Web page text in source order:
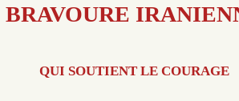
BRAVOURE
QUI SOUTIENT LE COURAGE